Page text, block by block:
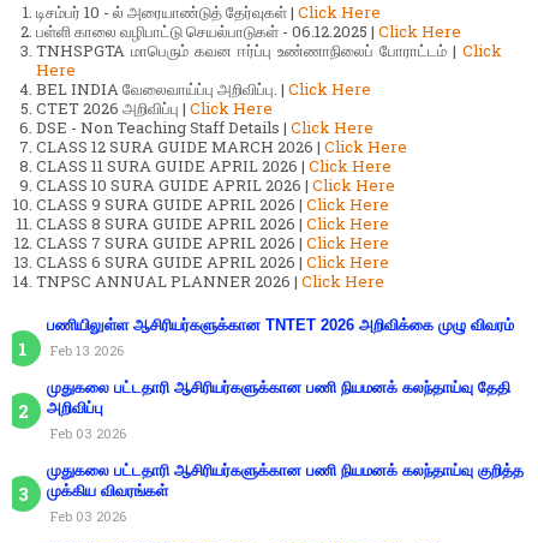
டிசம்பர் 10 - ல் அரையாண்டுத் தேர்வுகள் | Click Here
பள்ளி காலை வழிபாட்டு செயல்பாடுகள் - 06.12.2025 | Click Here
TNHSPGTA மாபெரும் கவன ஈர்ப்பு உண்ணாநிலைப் போராட்டம் | Click
Here
BEL INDIA வேலைவாய்ப்பு அறிவிப்பு. | Click Here
CTET 2026 அறிவிப்பு | Click Here
DSE - Non Teaching Staff Details | Click Here
CLASS 12 SURA GUIDE MARCH 2026 | Click Here
CLASS 11 SURA GUIDE APRIL 2026 | Click Here
CLASS 10 SURA GUIDE APRIL 2026 | Click Here
CLASS 9 SURA GUIDE APRIL 2026 | Click Here
CLASS 8 SURA GUIDE APRIL 2026 | Click Here
CLASS 7 SURA GUIDE APRIL 2026 | Click Here
CLASS 6 SURA GUIDE APRIL 2026 | Click Here
TNPSC ANNUAL PLANNER 2026 | Click Here
பணியிலுள்ள ஆசிரியர்களுக்கான TNTET 2026 அறிவிக்கை முழு விவரம்
Feb 13 2026
முதுகலை பட்டதாரி ஆசிரியர்களுக்கான பணி நியமனக் கலந்தாய்வு தேதி
அறிவிப்பு
Feb 03 2026
முதுகலை பட்டதாரி ஆசிரியர்களுக்கான பணி நியமனக் கலந்தாய்வு குறித்த
முக்கிய விவரங்கள்
Feb 03 2026